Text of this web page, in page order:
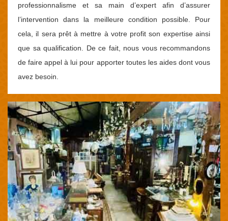
professionnalisme et sa main d’expert afin d’assurer
l’intervention dans la meilleure condition possible. Pour
cela, il sera prêt à mettre à votre profit son expertise ainsi
que sa qualification. De ce fait, nous vous recommandons
de faire appel à lui pour apporter toutes les aides dont vous
avez besoin.